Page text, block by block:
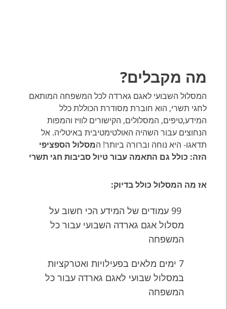
מה מקבלים?
המסלול השבועי לאגם גארדה לכל המשפחה המותאם
לחגי תשרי, הוא חוברת מסודרת הכוללת כלל
המידע,טיפים, המסלולים, הקישורים לוויז והמפות
הנחוצים עבור השהיה האולטימטיבית באיטליה. אל
תדאגו- היא נוחה וברורה ביותר! המסלול הספציפי
הזה: כולל גם התאמה עבור טיול סביבות חגי תשרי
אז מה המסלול כולל בדיוק:
99 עמודים של המידע הכי חשוב על
מסלול אגם גארדה השבועי עבור כל
המשפחה
7 ימים מלאים בפעילויות ואטרקציות
במסלול שבועי לאגם גארדה עבור כל
המשפחה